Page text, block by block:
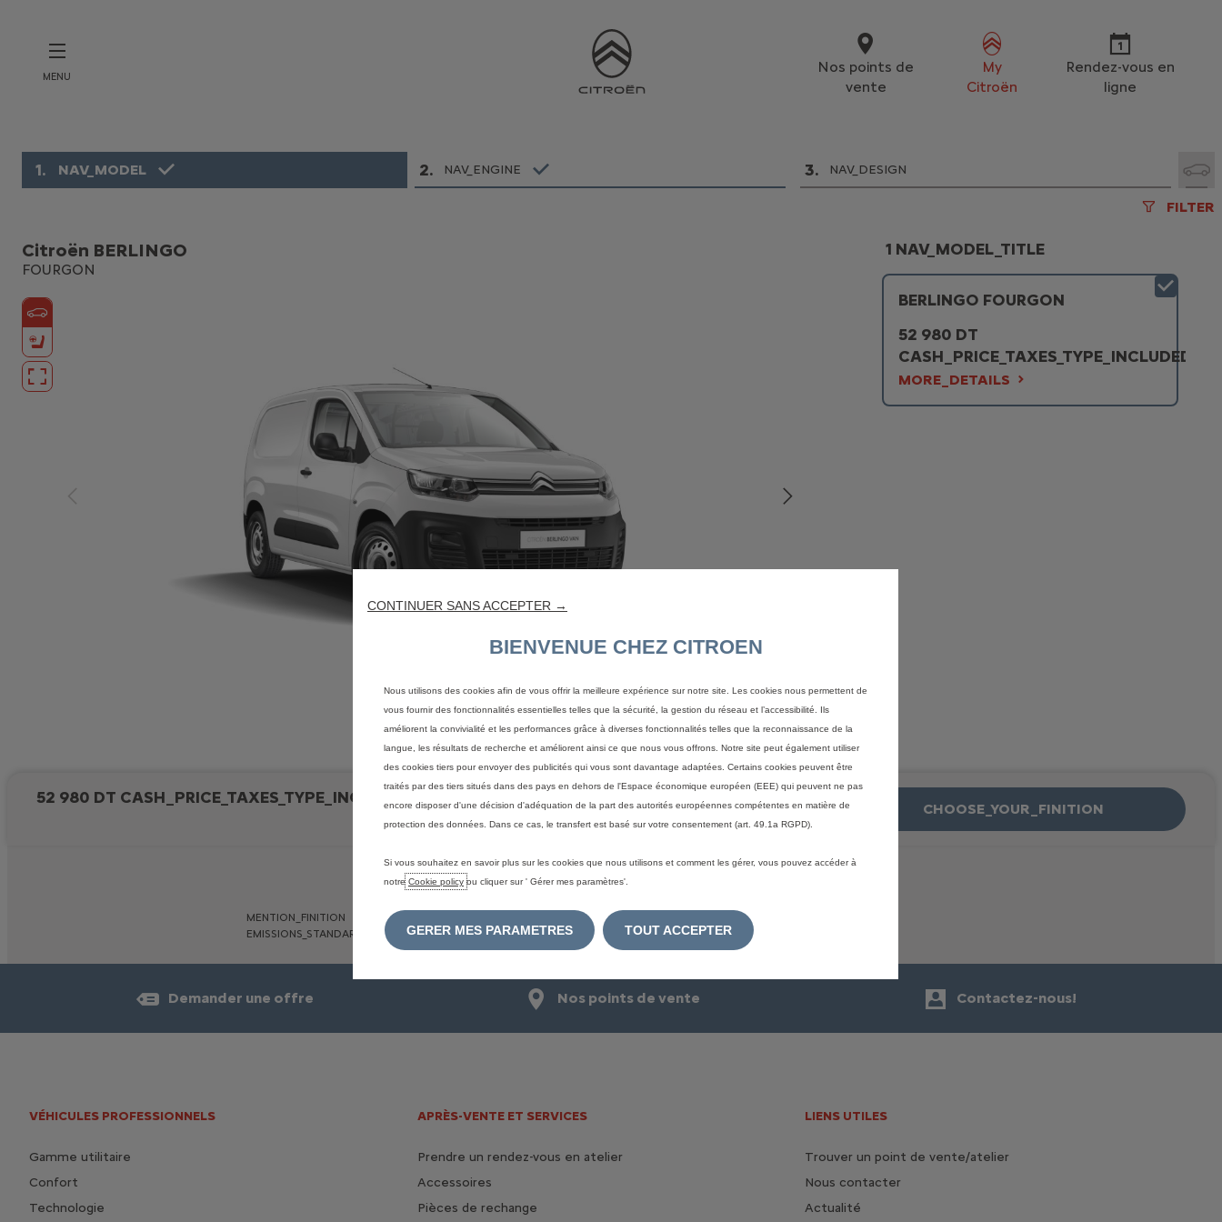
MENU
Nos points de
vente
My
Citroën
Rendez-vous en
ligne
1. NAV_MODEL 2. NAV_ENGINE 3. NAV_DESIGN
FILTER
Citroën BERLINGO
FOURGON
1 NAV_MODEL_TITLE
BERLINGO FOURGON
52 980 DT
CASH_PRICE_TAXES_TYPE_INCLUDED
MORE_DETAILS
52 980 DT CASH_PRICE_TAXES_TYPE_INCLUDED
CHOOSE_YOUR_FINITION
MENTION_TRANSVERSE_TITLE
MENTION_FINITION
EMISSIONS_STANDARD_TRANSVERSE_LEGAL_MENTION
Demander une offre Nos points de vente Contactez-nous!
VÉHICULES PROFESSIONNELS
Gamme utilitaire
Confort
Technologie
APRÈS-VENTE ET SERVICES
Prendre un rendez-vous en atelier
Accessoires
Pièces de rechange
LIENS UTILES
Trouver un point de vente/atelier
Nous contacter
Actualité
CONTINUER SANS ACCEPTER →
BIENVENUE CHEZ CITROEN
Nous utilisons des cookies afin de vous offrir la meilleure expérience sur notre site. Les cookies nous permettent de
vous fournir des fonctionnalités essentielles telles que la sécurité, la gestion du réseau et l’accessibilité. Ils
améliorent la convivialité et les performances grâce à diverses fonctionnalités telles que la reconnaissance de la
langue, les résultats de recherche et améliorent ainsi ce que nous vous offrons. Notre site peut également utiliser
des cookies tiers pour envoyer des publicités qui vous sont davantage adaptées. Certains cookies peuvent être
traités par des tiers situés dans des pays en dehors de l'Espace économique européen (EEE) qui peuvent ne pas
encore disposer d'une décision d'adéquation de la part des autorités européennes compétentes en matière de
protection des données. Dans ce cas, le transfert est basé sur votre consentement (art. 49.1a RGPD).
Si vous souhaitez en savoir plus sur les cookies que nous utilisons et comment les gérer, vous pouvez accéder à
notre Cookie policy ou cliquer sur ' Gérer mes paramètres'.
GERER MES PARAMETRES TOUT ACCEPTER